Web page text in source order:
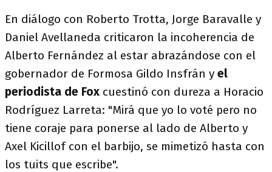
En diálogo con Roberto Trotta, Jorge Baravalle y
Daniel Avellaneda criticaron la incoherencia de
Alberto Fernández al estar abrazándose con el
gobernador de Formosa Gildo Insfrán y el
periodista de Fox cuestinó con dureza a Horacio
Rodríguez Larreta: "Mirá que yo lo voté pero no
tiene coraje para ponerse al lado de Alberto y
Axel Kicillof con el barbijo, se mimetizó hasta con
los tuits que escribe".